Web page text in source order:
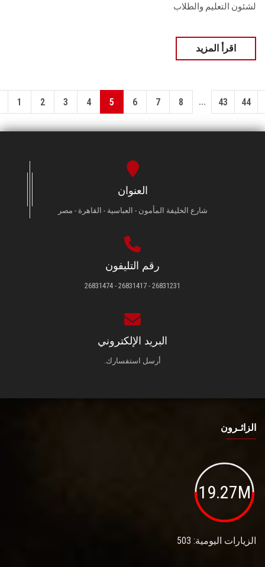
لشئون التعليم والطلاب
اقرأ المزيد
1 2 3 4 5 6 7 8 ... 43 44
العنوان
شارع الخليفة المأمون - العباسية - القاهرة - مصر
رقم التليفون
26831231 - 26831417 - 26831474
البريد الإلكتروني
أرسل استفسارك.
الزائـرون
19.27M
الزيارات اليومية: 503